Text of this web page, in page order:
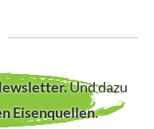
.Und dazu
Eisenquellen.